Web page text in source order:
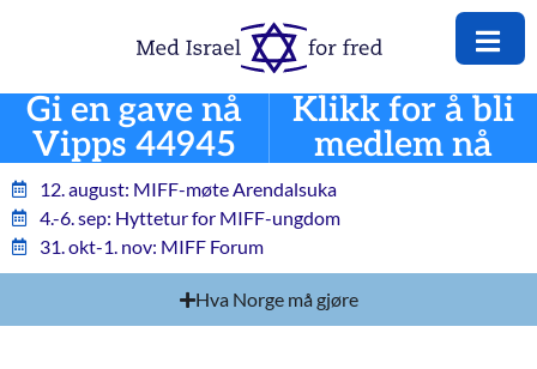
Gi en gave nå
Vipps 44945
Klikk for å bli
medlem nå
12. august: MIFF-møte Arendalsuka
4.-6. sep: Hyttetur for MIFF-ungdom
31. okt-1. nov: MIFF Forum
Hva Norge må gjøre